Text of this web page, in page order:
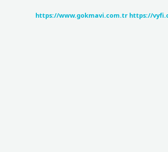
https://www.gokmavi.com.tr https://